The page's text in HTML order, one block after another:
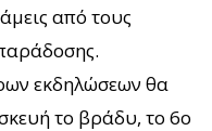
από τους
εκδηλώσεων θα
το βράδυ, το 6ο